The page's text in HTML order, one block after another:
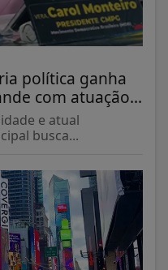
política ganha
com atuação...
e atual
busca...